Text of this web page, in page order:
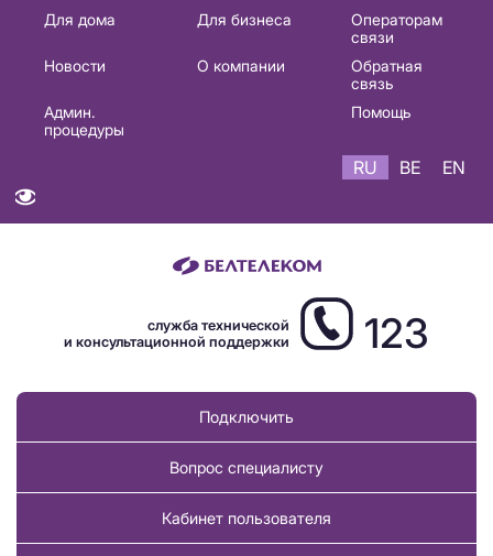
Основная
навигация
Для дома Для бизнеса
Операторам
связи
Новости
О компании
Обратная
связь
Админ.
процедуры
Помощь
RU BE EN
служба технической
и консультационной поддержки
123
Подключить
Вопрос специалисту
Кабинет пользователя